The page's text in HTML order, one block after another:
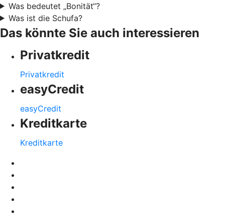
Was bedeutet „Bonität“?
Was ist die Schufa?
Das könnte Sie auch interessieren
Privatkredit
Privatkredit
easyCredit
easyCredit
Kreditkarte
Kreditkarte